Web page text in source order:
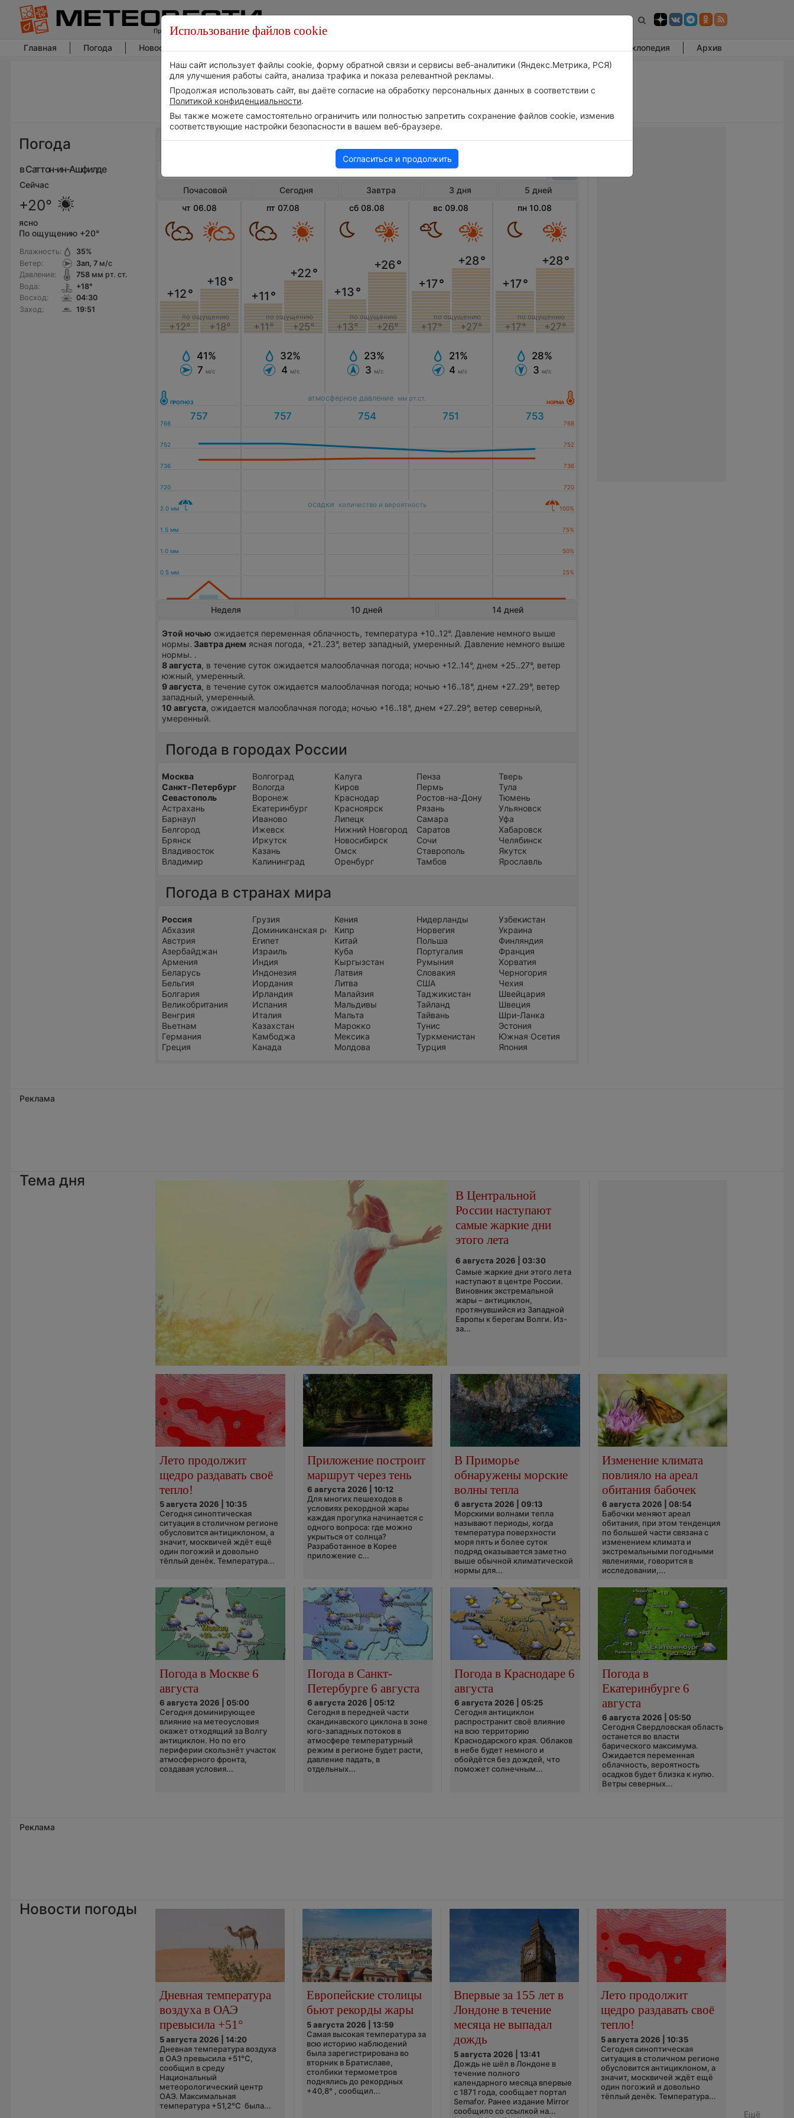
Главная Погода Новости погоды Энциклопедия Архив
Погода
в Саттон-ин-Ашфилде
Сейчас
+20°
ясно
По ощущению +20°
Влажность:
Ветер:
Давление:
Вода:
Восход:
Заход:
35%
Зап, 7м/с
758мм рт. ст.
+18°
04:30
19:51
Погода в Саттон-ин-Ашфилде
Почасовой Сегодня Завтра 3 дня
5 дней
чт 06.08
+12°
+12°
+18°
+18°
по ощущению
41%
7 м/с
пт 07.08
+11 °
+11°
+22°
+25°
по ощущению
32%
4 м/с
сб 08.08
+13°
+13°
+26°
+26°
по ощущению
23%
3 м/с
вс 09.08
+17°
+17°
+28°
+27°
по ощущению
21%
4 м/с
пн 10.08
+17°
+17°
+28°
+27°
по ощущению
28%
3 м/с
атмосферное давление мм рт.ст.
осадки количество и вероятность
Неделя 10 дней 14 дней
Этой ночью ожидается переменная облачность, температура +10..12°. Давление немного выше
нормы. Завтра днем ясная погода, +21..23°, ветер западный, умеренный. Давление немного выше
нормы. .
8 августа, в течение суток ожидается малооблачная погода; ночью +12..14°, днем +25..27°, ветер
южный, умеренный.
9 августа, в течение суток ожидается малооблачная погода; ночью +16..18°, днем +27..29°, ветер
западный, умеренный.
10 августа, ожидается малооблачная погода; ночью +16..18°, днем +27..29°, ветер северный,
умеренный.
Погода в городах России
Москва
Санкт-Петербург
Севастополь
Астрахань
Барнаул
Белгород
Брянск
Владивосток
Владимир
Волгоград
Вологда
Воронеж
Екатеринбург
Иваново
Ижевск
Иркутск
Казань
Калининград
Калуга
Киров
Краснодар
Красноярск
Липецк
Нижний Новгород
Новосибирск
Омск
Оренбург
Пенза
Пермь
Ростов-на-Дону
Рязань
Самара
Саратов
Сочи
Ставрополь
Тамбов
Тверь
Тула
Тюмень
Ульяновск
Уфа
Хабаровск
Челябинск
Якутск
Ярославль
Погода в странах мира
Россия
Абхазия
Австрия
Азербайджан
Армения
Беларусь
Бельгия
Болгария
Великобритания
Венгрия
Вьетнам
Германия
Греция
Грузия
Доминиканская республика
Египет
Израиль
Индия
Индонезия
Иордания
Ирландия
Испания
Италия
Казахстан
Камбоджа
Канада
Кения
Кипр
Китай
Куба
Кыргызстан
Латвия
Литва
Малайзия
Мальдивы
Мальта
Марокко
Мексика
Молдова
Нидерланды
Норвегия
Польша
Португалия
Румыния
Словакия
США
Таджикистан
Тайланд
Тайвань
Тунис
Туркменистан
Турция
Узбекистан
Украина
Финляндия
Франция
Хорватия
Черногория
Чехия
Швейцария
Швеция
Шри-Ланка
Эстония
Южная Осетия
Япония
Реклама
Тема дня
В Центральной
России наступают
самые жаркие дни
этого лета
6 августа 2026 | 03:30
Самые жаркие дни этого лета
наступают в центре России.
Виновник экстремальной
жары – антициклон,
протянувшийся из Западной
Европы к берегам Волги. Из-
за...
Лето продолжит
щедро раздавать своё
тепло!
5 августа 2026 | 10:35
Сегодня синоптическая
ситуация в столичном регионе
обусловится антициклоном, а
значит, москвичей ждёт ещё
один погожий и довольно
тёплый денёк. Температура...
Приложение построит
маршрут через тень
6 августа 2026 | 10:12
Для многих пешеходов в
условиях рекордной жары
каждая прогулка начинается с
одного вопроса: где можно
укрыться от солнца?
Разработанное в Корее
приложение с...
В Приморье
обнаружены морские
волны тепла
6 августа 2026 | 09:13
Морскими волнами тепла
называют периоды, когда
температура поверхности
моря пять и более суток
подряд оказывается заметно
выше обычной климатической
нормы для...
Изменение климата
повлияло на ареал
обитания бабочек
6 августа 2026 | 08:54
Бабочки меняют ареал
обитания, при этом тенденция
по большей части связана с
изменением климата и
экстремальными погодными
явлениями, говорится в
исследовании,...
Погода в Москве 6
августа
6 августа 2026 | 05:00
Сегодня доминирующее
влияние на метеоусловия
окажет отходящий за Волгу
антициклон. Но по его
периферии скользнёт участок
атмосферного фронта,
создавая условия...
Погода в Санкт-
Петербурге 6 августа
6 августа 2026 | 05:12
Сегодня в передней части
скандинавского циклона в зоне
юго-западных потоков в
атмосфере температурный
режим в регионе будет расти,
давление падать, в
отдельных...
Погода в Краснодаре 6
августа
6 августа 2026 | 05:25
Сегодня антициклон
распространит своё влияние
на всю территорию
Краснодарского края. Облаков
в небе будет немного и
обойдётся без дождей, что
поможет солнечным...
Погода в
Екатеринбурге 6
августа
6 августа 2026 | 05:50
Сегодня Свердловская область
останется во власти
барического максимума.
Ожидается переменная
облачность, вероятность
осадков будет близка к нулю.
Ветры северных...
Реклама
Новости погоды
Дневная температура
воздуха в ОАЭ
превысила +51°
5 августа 2026 | 14:20
Дневная температура воздуха
в ОАЭ превысила +51°C,
сообщил в среду
Национальный
метеорологический центр
ОАЭ. Максимальная
температура +51,2°C была...
Европейские столицы
бьют рекорды жары
5 августа 2026 | 13:59
Самая высокая температура за
всю историю наблюдений
была зарегистрирована во
вторник в Братиславе,
столбики термометров
поднялись до рекордных
+40,8° , сообщил...
Впервые за 155 лет в
Лондоне в течение
месяца не выпадал
дождь
5 августа 2026 | 13:41
Дождь не шёл в Лондоне в
течение полного
календарного месяца впервые
с 1871 года, сообщает портал
Semafor. Ранее издание Mirror
сообщило со ссылкой на...
Лето продолжит
щедро раздавать своё
тепло!
5 августа 2026 | 10:35
Сегодня синоптическая
ситуация в столичном регионе
обусловится антициклоном, а
значит, москвичей ждёт ещё
один погожий и довольно
тёплый денёк. Температура...
Ещё
Использование файлов cookie
Наш сайт использует файлы cookie, форму обратной связи и сервисы веб-аналитики (Яндекс.Метрика, РСЯ)
для улучшения работы сайта, анализа трафика и показа релевантной рекламы.
Продолжая использовать сайт, вы даёте согласие на обработку персональных данных в соответствии с
Политикой конфиденциальности.
Вы также можете самостоятельно ограничить или полностью запретить сохранение файлов cookie, изменив
соответствующие настройки безопасности в вашем веб-браузере.
Согласиться и продолжить